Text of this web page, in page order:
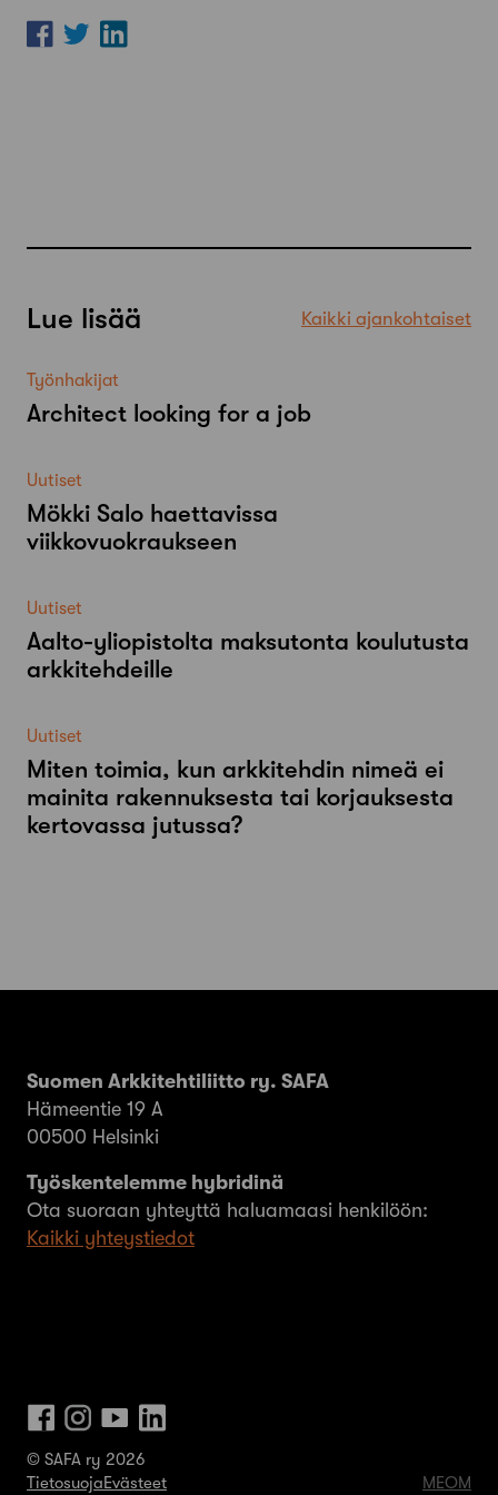
Lue lisää Kaikki ajankohtaiset
Työnhakijat
Architect looking for a job
Uutiset
Mökki Salo haettavissa
viikkovuokraukseen
Uutiset
Aalto-​yliopistolta maksutonta koulutusta
arkkitehdeille
Uutiset
Miten toimia, kun arkkitehdin nimeä ei
mainita rakennuksesta tai korjauksesta
kertovassa jutussa?
Suomen Arkkitehtiliitto ry. SAFA
Hämeentie 19 A
00500 Helsinki
Työskentelemme hybridinä
Ota suoraan yhteyttä haluamaasi henkilöön:
Kaikki yhteystiedot
© SAFA ry 2026
TietosuojaEvästeet MEOM